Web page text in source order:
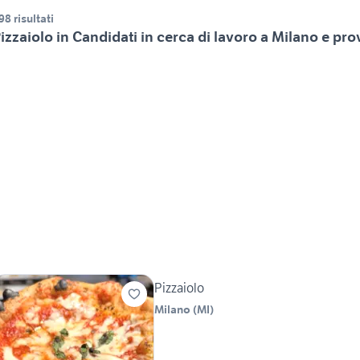
risultati
in Candidati in cerca di lavoro a Milano e
Pizzaiolo
Milano (MI)